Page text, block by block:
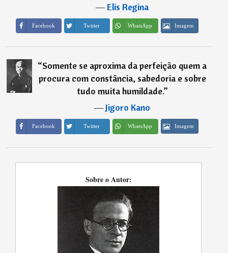
―Elis Regina
Facebook Twitter WhatsApp Imagem
“Somente se aproxima da perfeição quem a
procura com constância, sabedoria e sobre
tudo muita humildade.”
―Jigoro Kano
Facebook Twitter WhatsApp Imagem
Sobre o Autor: